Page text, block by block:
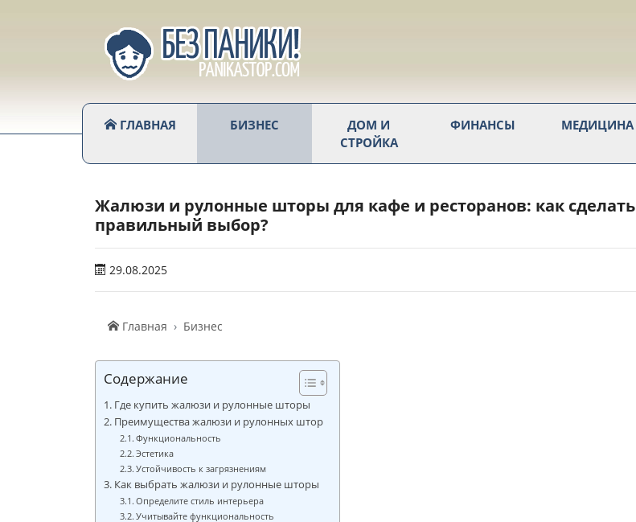
ГЛАВНАЯ БИЗНЕС
ДОМ И
СТРОЙКА
ФИНАНСЫ МЕДИЦИНА
Жалюзи и рулонные шторы для кафе и ресторанов: как сделать
правильный выбор?
29.08.2025
Главная Бизнес
Содержание
Где купить жалюзи и рулонные шторы
Преимущества жалюзи и рулонных штор
Функциональность
Эстетика
Устойчивость к загрязнениям
Как выбрать жалюзи и рулонные шторы
Определите стиль интерьера
Учитывайте функциональность